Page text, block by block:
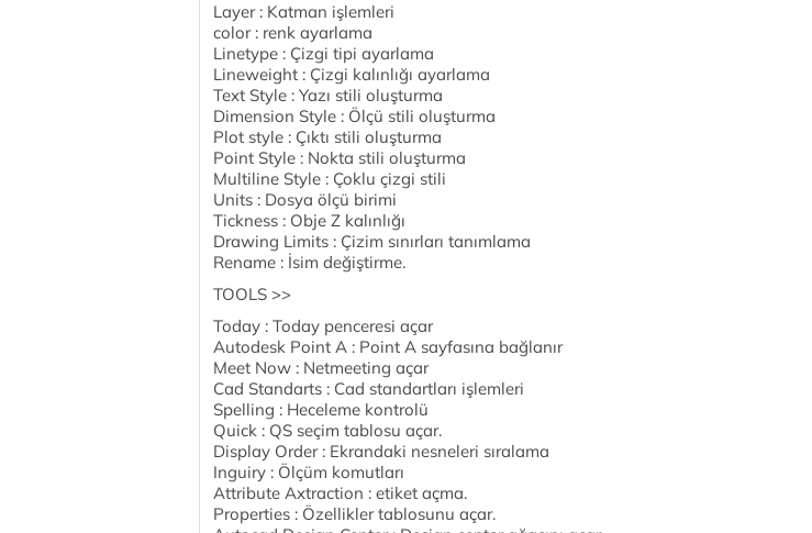
Layer : Katman işlemleri
color : renk ayarlama
Linetype : Çizgi tipi ayarlama
Lineweight : Çizgi kalınlığı ayarlama
Text Style : Yazı stili oluşturma
Dimension Style : Ölçü stili oluşturma
Plot style : Çıktı stili oluşturma
Point Style : Nokta stili oluşturma
Multiline Style : Çoklu çizgi stili
Units : Dosya ölçü birimi
Tickness : Obje Z kalınlığı
Drawing Limits : Çizim sınırları tanımlama
Rename : İsim değiştirme.
TOOLS >>
Today : Today penceresi açar
Autodesk Point A : Point A sayfasına bağlanır
Meet Now : Netmeeting açar
Cad Standarts : Cad standartları işlemleri
Spelling : Heceleme kontrolü
Quick : QS seçim tablosu açar.
Display Order : Ekrandaki nesneleri sıralama
Inguiry : Ölçüm komutları
Attribute Axtraction : etiket açma.
Properties : Özellikler tablosunu açar.